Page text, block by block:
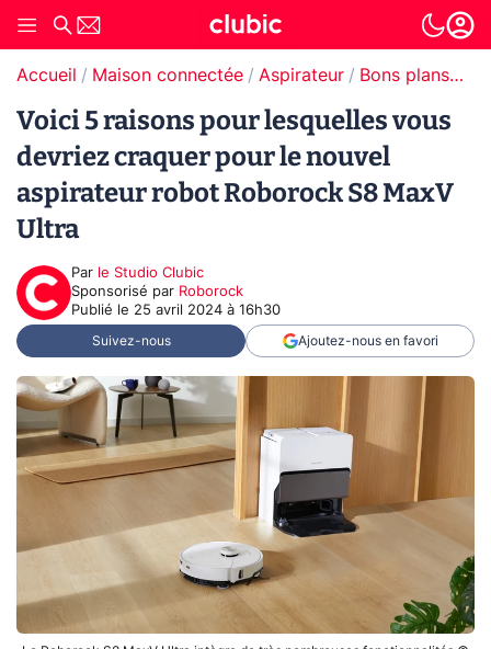
Accueil Maison connectée Aspirateur Bons plans Aspirateur
Voici 5 raisons pour lesquelles vous
devriez craquer pour le nouvel
aspirateur robot Roborock S8 MaxV
Ultra
Par le Studio Clubic
sponsorisé par Roborock
Publié le 25 avril 2024 à 16h30
Suivez-nous Ajoutez-nous en favori